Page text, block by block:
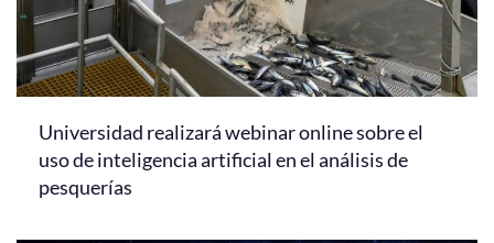
Universidad realizará webinar online sobre el
uso de inteligencia artificial en el análisis de
pesquerías